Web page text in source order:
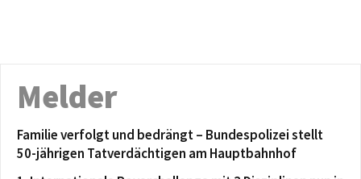
Melder
Familie verfolgt und bedrängt – Bundespolizei stellt
50-jährigen Tatverdächtigen am Hauptbahnhof